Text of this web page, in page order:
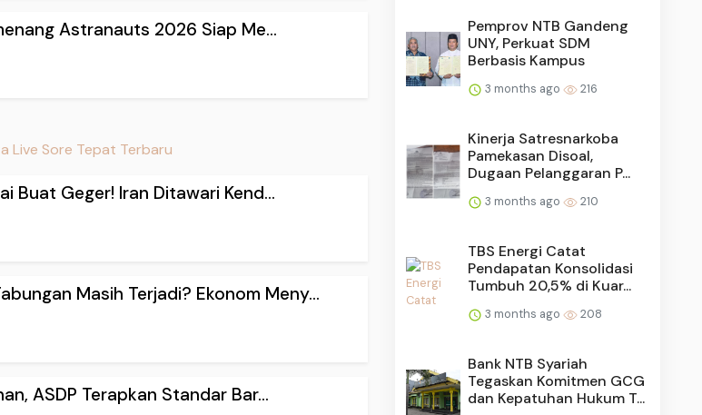
Astranauts 2026 Siap Me...
Live Sore Tepat Terbaru
Buat Geger! Iran Ditawari Kend...
Masih Terjadi? Ekonom Meny...
ASDP Terapkan Standar Bar...
Pemprov NTB Gandeng
UNY, Perkuat SDM
Berbasis Kampus
3 months ago 216
Kinerja Satresnarkoba
Pamekasan Disoal,
Dugaan Pelanggaran P...
3 months ago 210
TBS Energi Catat
Pendapatan Konsolidasi
Tumbuh 20,5% di Kuar...
3 months ago 208
Bank NTB Syariah
Tegaskan Komitmen GCG
dan Kepatuhan Hukum T...